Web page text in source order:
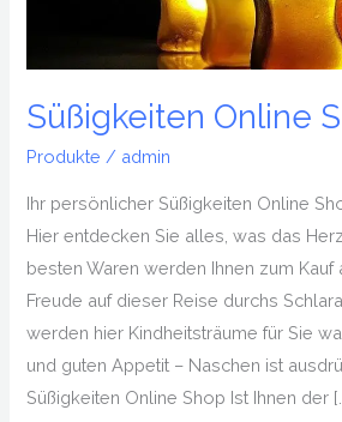
Süßigkeiten Online
Produkte / admin
Ihr persönlicher Süßigkeiten Online
Hier entdecken Sie alles, was das
besten Waren werden Ihnen zum Kauf
Freude auf dieser Reise durchs
werden hier Kindheitsträume für Sie
und guten Appetit – Naschen ist
Süßigkeiten Online Shop Ist Ihnen der